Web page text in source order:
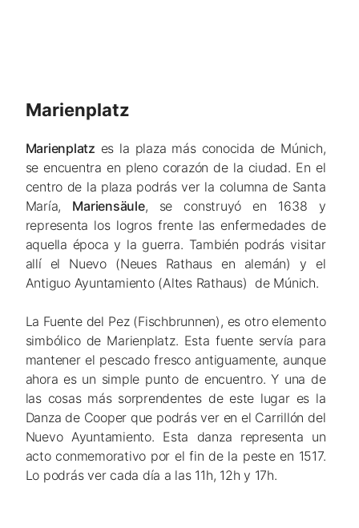
Marienplatz
Marienplatz es la plaza más conocida de Múnich,
se encuentra en pleno corazón de la ciudad. En el
centro de la plaza podrás ver la columna de Santa
María, Mariensäule, se construyó en 1638 y
representa los logros frente las enfermedades de
aquella época y la guerra. También podrás visitar
allí el Nuevo (Neues Rathaus en alemán) y el
Antiguo Ayuntamiento (Altes Rathaus) de Múnich.
La Fuente del Pez (Fischbrunnen), es otro elemento
simbólico de Marienplatz. Esta fuente servía para
mantener el pescado fresco antiguamente, aunque
ahora es un simple punto de encuentro. Y una de
las cosas más sorprendentes de este lugar es la
Danza de Cooper que podrás ver en el Carrillón del
Nuevo Ayuntamiento. Esta danza representa un
acto conmemorativo por el fin de la peste en 1517.
Lo podrás ver cada día a las 11h, 12h y 17h.